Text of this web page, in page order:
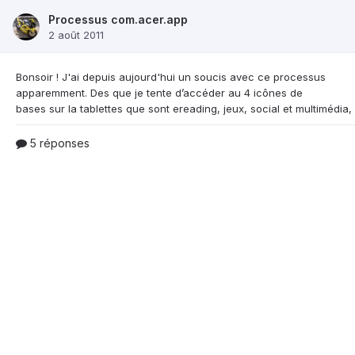
Processus com.acer.app
2 août 2011
Bonsoir ! J'ai depuis aujourd'hui un soucis avec ce processus
apparemment. Des que je tente d’accéder au 4 icônes de
5 réponses